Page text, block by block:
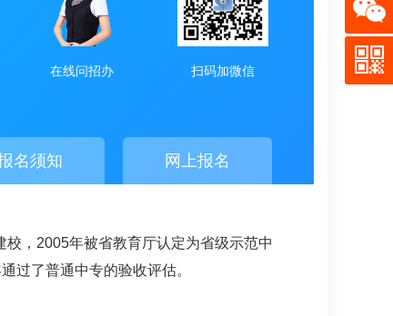
在线问招办 扫码加微信
名须知 网上报名
，2005年被省教育厅认定为省级示范中
过了普通中专的验收评估。